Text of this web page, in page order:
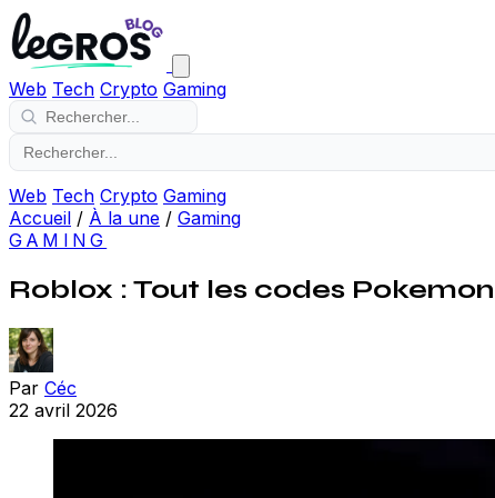
Web Tech Crypto Gaming
Web Tech Crypto Gaming
Accueil / À la une / Gaming
GAMING
Roblox : Tout les codes
Par Céc
22 avril 2026